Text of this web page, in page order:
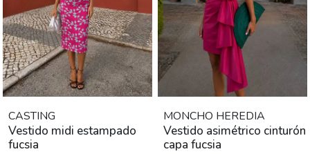
CASTING
Vestido midi estampado
fucsia
MONCHO HEREDIA
Vestido asimétrico cinturón
capa fucsia